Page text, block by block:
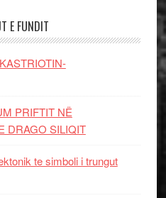
E FUNDIT
PRIFTIT NË
DRAGO SILIQIT
te simboli i trungut